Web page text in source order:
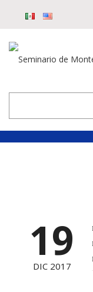
19
DIC 2017